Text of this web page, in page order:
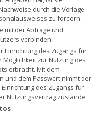
durch die Vorlage
zu fordern.
mit der Abfrage und
verbinden.
Einrichtung des Zugangs für
zur Nutzung des
erbracht. Mit dem
und dem Passwort nimmt der
des Zugangs für
Nutzungsvertrag zustande.